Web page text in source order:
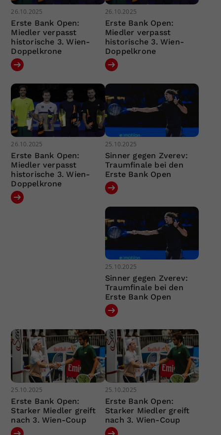
26.10.2025
Erste Bank Open:
Miedler verpasst
historische 3. Wien-
Doppelkrone
26.10.2025
Erste Bank Open:
Miedler verpasst
historische 3. Wien-
Doppelkrone
26.10.2025
Erste Bank Open:
Miedler verpasst
historische 3. Wien-
Doppelkrone
25.10.2025
Sinner gegen Zverev:
Traumfinale bei den
Erste Bank Open
25.10.2025
Sinner gegen Zverev:
Traumfinale bei den
Erste Bank Open
25.10.2025
Erste Bank Open:
Starker Miedler greift
nach 3. Wien-Coup
25.10.2025
Erste Bank Open:
Starker Miedler greift
nach 3. Wien-Coup